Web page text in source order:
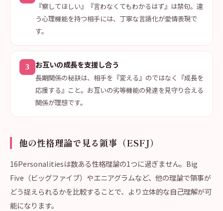
『察してほしい』『言わなくてもわかるはず』は禁句。違
う心理機能を持つ相手には、丁寧な言語化が愛情表現で
す。
3 お互いの成長を支援し合う
長期関係の秘訣は、相手を『変える』のではなく『成長を
応援する』こと。お互いの劣等機能の発達を見守り合える
関係が理想です。
他の性格理論で見る領事（ESFJ）
16Personalitiesは数ある性格理論の1つに過ぎません。Big
Five（ビッグファイブ）やエニアグラムなど、他の理論で領事が
どう捉えられるかを比較することで、より立体的な自己理解が可
能になります。